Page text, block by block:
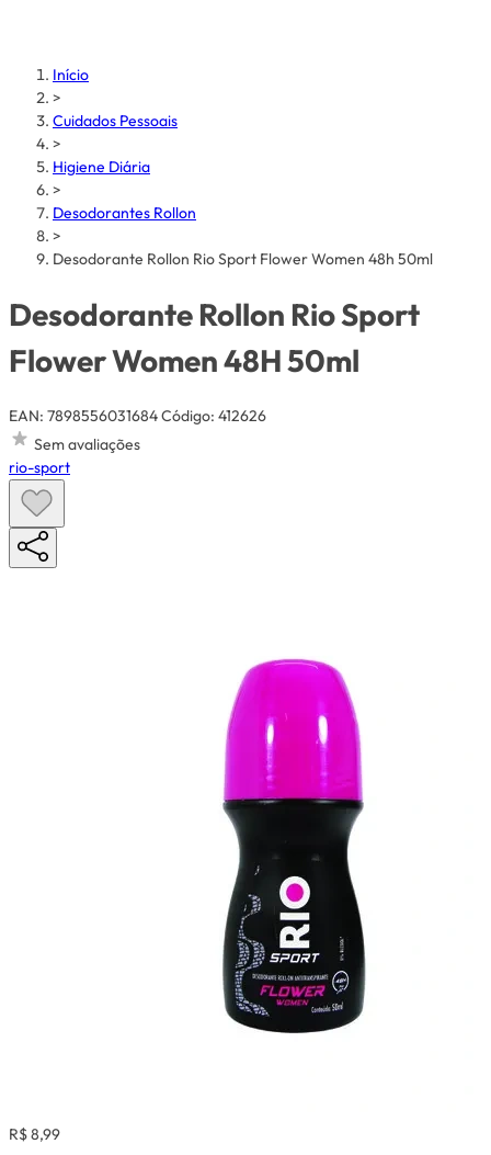
Início
>
Cuidados Pessoais
>
Higiene Diária
>
Desodorantes Rollon
>
Desodorante Rollon Rio Sport Flower Women 48h 50ml
Desodorante Rollon Rio Sport
Flower Women 48H 50ml
EAN: 7898556031684Código: 412626
Sem avaliações
rio-sport
R$ 8,99